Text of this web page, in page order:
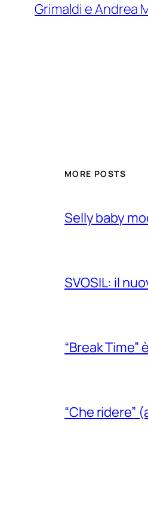
Grimaldi e Andrea
MORE POSTS
Selly baby
SVOSIL: il
“Break
“Che ridere”